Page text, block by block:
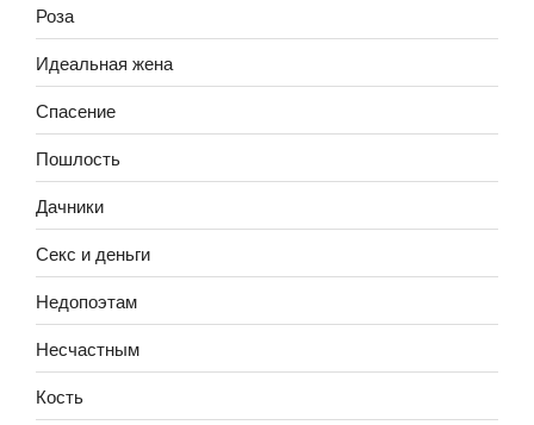
Роза
Идеальная жена
Спасение
Пошлость
Дачники
Секс и деньги
Недопоэтам
Несчастным
Кость